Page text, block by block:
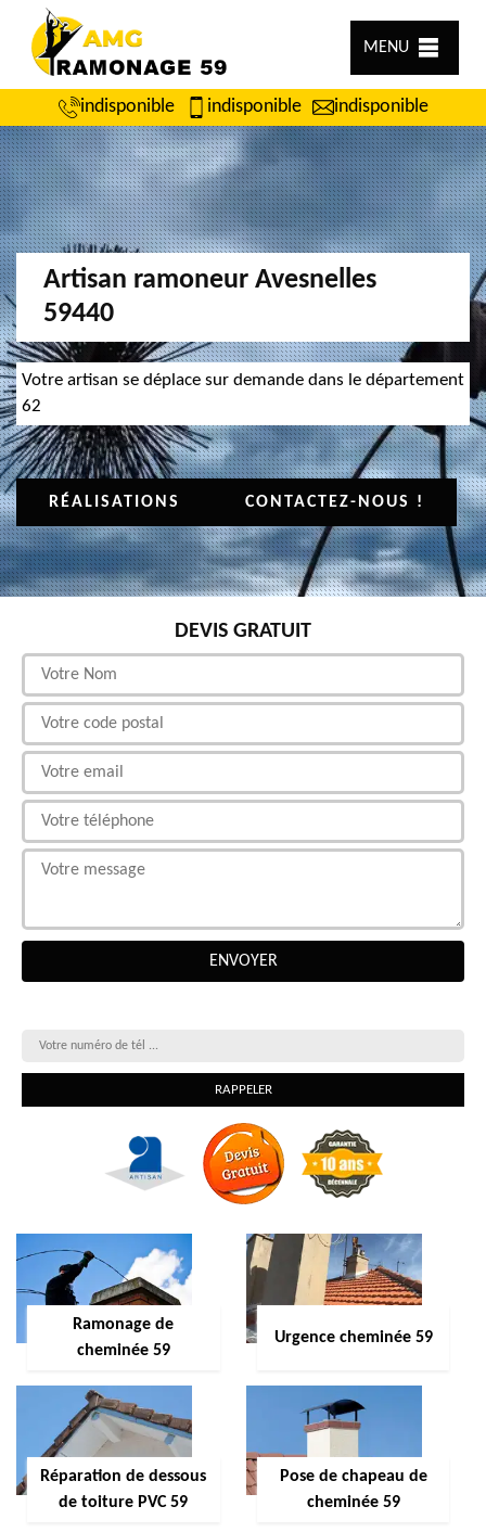
MENU
indisponible indisponible indisponible
Artisan ramoneur Avesnelles
59440
Votre artisan se déplace sur demande dans le département
62
RÉALISATIONS CONTACTEZ-NOUS !
DEVIS GRATUIT
Ramonage de
cheminée 59
Urgence cheminée 59
Réparation de dessous
de toiture PVC 59
Pose de chapeau de
cheminée 59